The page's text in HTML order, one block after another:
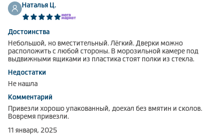
Наталья Ц.
Достоинства
Небольшой, но вместительный. Лёгкий. Дверки можно
расположить с любой стороны. В морозильной камере под
выдвижными ящиками из пластика стоят полки из стекла.
Недостатки
Не нашла
Комментарий
Привезли хорошо упакованный, доехал без вмятин и сколов.
Вовремя привезли.
11 января, 2025